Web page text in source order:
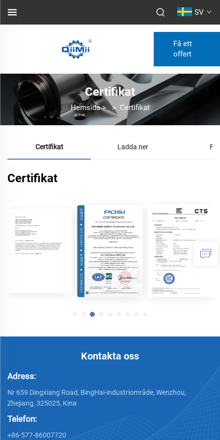
SV
Få ett
offert
Certifikat
Hemsida> > Certifikat
Certifikat Ladda ner
Certifikat
Kontakta oss
Adress:
Nr 659 Dingxiang Road, BingHai-industriområde, Wenzhou,
Zhejiang, 325025, Kina
Telefon:
+86-577-86007720